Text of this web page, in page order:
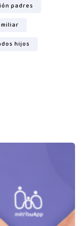
padres
hijos